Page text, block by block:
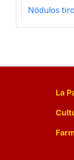
Nódulos
La